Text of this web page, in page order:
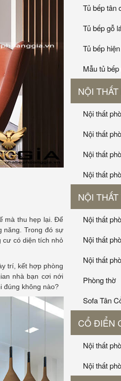
mà thu hẹp lại. Để
năng. Trong đó sự
cư có diện tích nhỏ
trí, kết hợp phòng
nhà bạn cơi nới
đúng không nào?
Tủ bếp tân
Tủ bếp gỗ
Tủ bếp
Mẫu tủ
NỘI
Nội thất
Nội thất
Nội thất
Nội thất
NỘI
Nội thất
Nội thất
Nội thất
Phòng thờ
Sofa Tân
CỔ ĐIỂN
Nội thất
Nội thất